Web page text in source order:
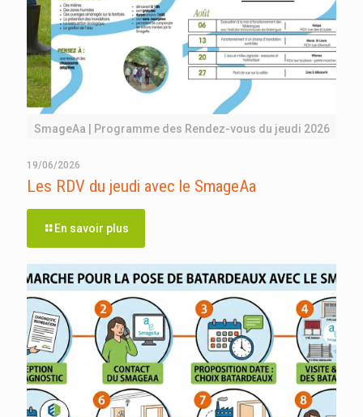
SmageAa | Programme des Rendez-vous du jeudi 2026
19/06/2026
Les RDV du jeudi avec le SmageAa
En savoir plus